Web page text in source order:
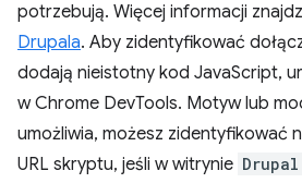
potrzebują. Więcej informacji
Drupala. Aby zidentyfikować
dodają nieistotny kod JavaScript,
w Chrome DevTools. Motyw lub
umożliwia, możesz zidentyfikować
URL skryptu, jeśli w witrynie Drupal